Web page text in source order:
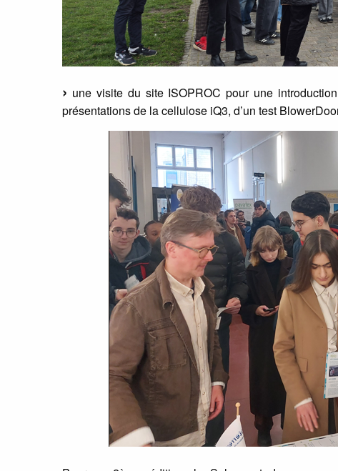
une visite du site ISOPROC pour une
présentations de la cellulose iQ3, d’un test